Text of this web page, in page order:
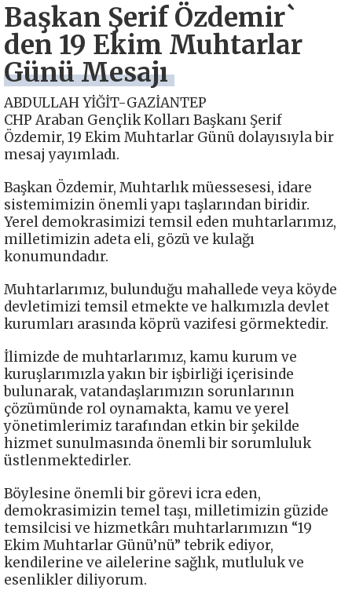
Başkan Şerif Özdemir`
den 19 Ekim Muhtarlar
Günü Mesajı
ABDULLAH YİĞİT-GAZİANTEP
CHP Araban Gençlik Kolları Başkanı Şerif
Özdemir, 19 Ekim Muhtarlar Günü dolayısıyla bir
mesaj yayımladı.
Başkan Özdemir, Muhtarlık müessesesi, idare
sistemimizin önemli yapı taşlarından biridir.
Yerel demokrasimizi temsil eden muhtarlarımız,
milletimizin adeta eli, gözü ve kulağı
konumundadır.
Muhtarlarımız, bulunduğu mahallede veya köyde
devletimizi temsil etmekte ve halkımızla devlet
kurumları arasında köprü vazifesi görmektedir.
İlimizde de muhtarlarımız, kamu kurum ve
kuruşlarımızla yakın bir işbirliği içerisinde
bulunarak, vatandaşlarımızın sorunlarının
çözümünde rol oynamakta, kamu ve yerel
yönetimlerimiz tarafından etkin bir şekilde
hizmet sunulmasında önemli bir sorumluluk
üstlenmektedirler.
Böylesine önemli bir görevi icra eden,
demokrasimizin temel taşı, milletimizin güzide
temsilcisi ve hizmetkârı muhtarlarımızın “19
Ekim Muhtarlar Günü’nü” tebrik ediyor,
kendilerine ve ailelerine sağlık, mutluluk ve
esenlikler diliyorum.